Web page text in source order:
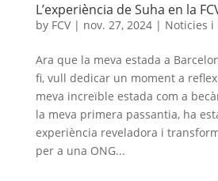
L’experiència de Suha en la
by FCV| nov. 27, 2024| Noticies i
Ara que la meva estada a
fi, vull dedicar un moment a
meva increïble estada com a
la meva primera passantia, ha
experiència reveladora i
per a una ONG...